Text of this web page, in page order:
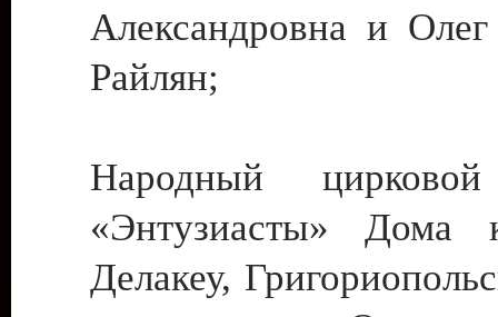
Александровна и
Райлян;
Народный цирковой
«Энтузиасты» Дома
Делакеу,